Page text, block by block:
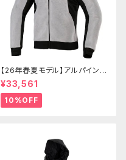
【26年春夏モデル】アルパインス
ターズ CHROME SUPERAIRF
LOW HOODIE
¥33,561
10%OFF